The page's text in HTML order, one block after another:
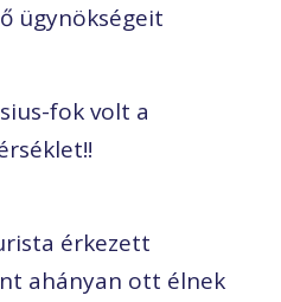
ügynökségeit
fok volt a
érkezett
ahányan ott élnek